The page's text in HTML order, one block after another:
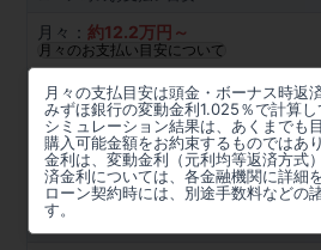
月々：約12.2万円～
月々のお支払い目安について
月々の支払目安は頭金・ボーナス時返
みずほ銀行の変動金利1.025％で計算し
シミュレーション結果は、あくまでも
購入可能金額をお約束するものではあ
金利は、変動金利（元利均等返済方式
済金利については、各金融機関に詳細
ローン契約時には、別途手数料などの
す。
所在地
神奈川県相模原市中央区上矢部２丁
川県相模原市中央区上矢部2丁目7-8(
周辺マップを見
アクセス